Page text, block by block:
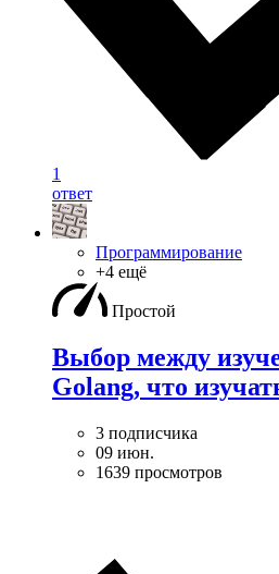
1
ответ
Программирование
+4 ещё
Простой
Выбор между
Golang, что
3 подписчика
09 июн.
1639 просмотров